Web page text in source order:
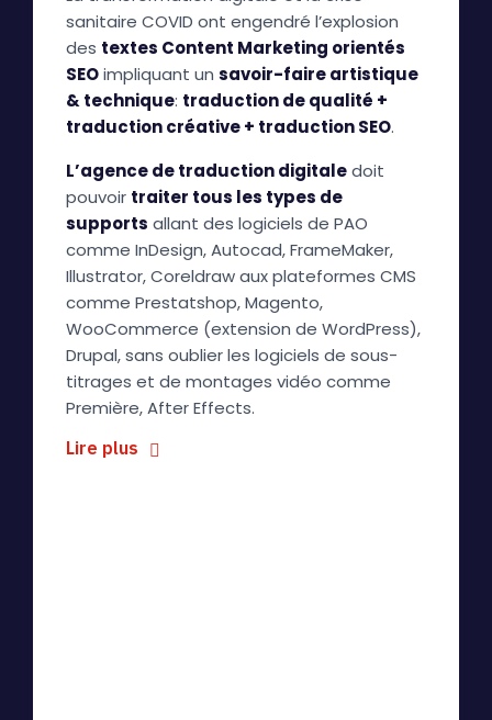
sanitaire COVID ont engendré l’explosion
des textes Content Marketing orientés
SEOimpliquant un savoir-faire artistique
& technique: traduction de qualité +
traduction créative + traduction SEO.
L’agence de traduction digitaledoit
pouvoir traiter tous les types de
supports allant des logiciels de PAO
comme InDesign, Autocad, FrameMaker,
Illustrator, Coreldraw aux plateformes CMS
comme Prestatshop, Magento,
WooCommerce (extension de WordPress),
Drupal, sans oublier les logiciels de sous-
titrages et de montages vidéo comme
Première, After Effects.
Lire plus